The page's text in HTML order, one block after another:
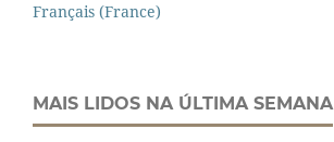
Français (France)
MAIS LIDOS NA ÚLTIMA SEMANA